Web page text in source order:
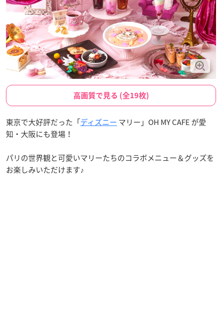
高画質で見る (全19枚)
東京で大好評だった「ディズニー マリー」OH MY CAFE が愛
知・大阪にも登場！
パリの世界観と可愛いマリーたちのコラボメニュー＆グッズを
お楽しみいただけます♪